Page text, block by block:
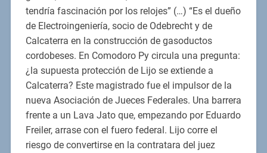
tendría fascinación por los relojes” (…) “Es el dueño
de Electroingeniería, socio de Odebrecht y de
Calcaterra en la construcción de gasoductos
cordobeses. En Comodoro Py circula una pregunta:
¿la supuesta protección de Lijo se extiende a
Calcaterra? Este magistrado fue el impulsor de la
nueva Asociación de Jueces Federales. Una barrera
frente a un Lava Jato que, empezando por Eduardo
Freiler, arrase con el fuero federal. Lijo corre el
riesgo de convertirse en la contratara del juez